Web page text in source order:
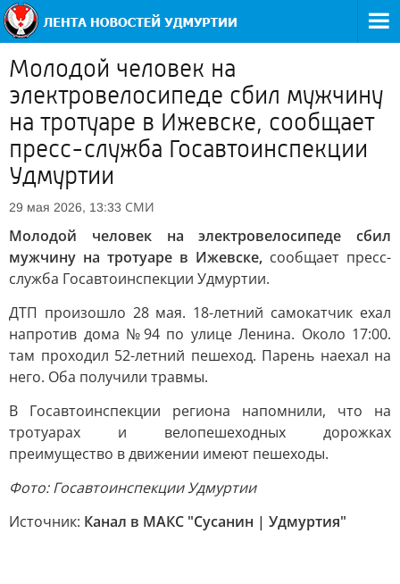
Молодой человек на
электровелосипеде сбил мужчину
на тротуаре в Ижевске, сообщает
пресс-служба Госавтоинспекции
Удмуртии
29 мая 2026, 13:33 СМИ
Молодой человек на электровелосипеде сбил
мужчину на тротуаре в Ижевске, сообщает пресс-
служба Госавтоинспекции Удмуртии.
ДТП произошло 28 мая. 18-летний самокатчик ехал
напротив дома №94 по улице Ленина. Около 17:00.
там проходил 52-летний пешеход. Парень наехал на
него. Оба получили травмы.
В Госавтоинспекции региона напомнили, что на
тротуарах и велопешеходных дорожках
преимущество в движении имеют пешеходы.
Фото: Госавтоинспекции Удмуртии
Источник: Канал в МАКС "Сусанин | Удмуртия"